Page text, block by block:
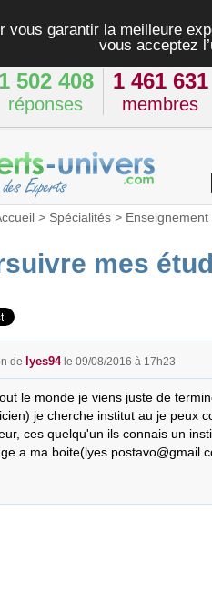
vous garantir la meilleure
vous acceptez
1 502 408
réponses
1 461 631
membres
> Spécialités> Enseignement
mes
de lyes94le 09/08/2016 à 17h23
le monde je viens juste de
je cherche institut au je peux
ces quelqu'un ils connais un
a ma